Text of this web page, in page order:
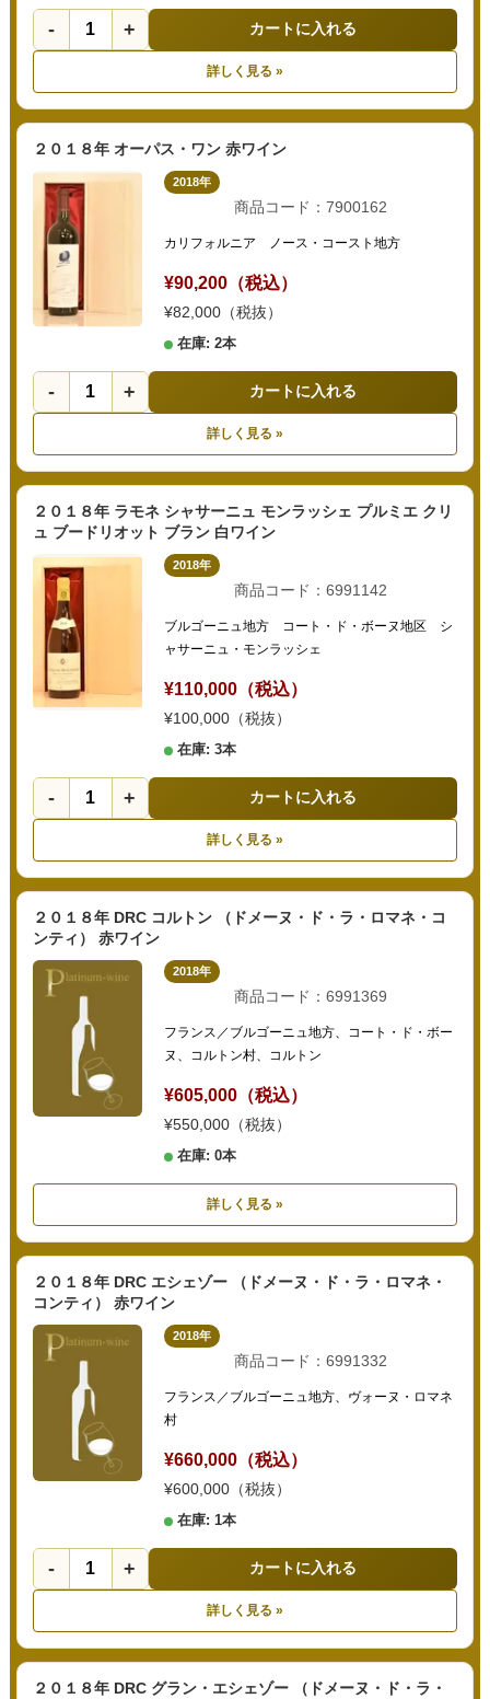
- + カートに入れる
詳しく見る »
２０１８年 オーパス・ワン 赤ワイン
2018年
商品コード：7900162
カリフォルニア ノース・コースト地方
¥90,200（税込）
¥82,000（税抜）
在庫: 2本
- + カートに入れる
詳しく見る »
２０１８年 ラモネ シャサーニュ モンラッシェ プルミエ クリ
ュ ブードリオット ブラン 白ワイン
2018年
商品コード：6991142
ブルゴーニュ地方 コート・ド・ボーヌ地区 シ
ャサーニュ・モンラッシェ
¥110,000（税込）
¥100,000（税抜）
在庫: 3本
- + カートに入れる
詳しく見る »
２０１８年 DRC コルトン （ドメーヌ・ド・ラ・ロマネ・コ
ンティ） 赤ワイン
2018年
商品コード：6991369
フランス／ブルゴーニュ地方、コート・ド・ボー
ヌ、コルトン村、コルトン
¥605,000（税込）
¥550,000（税抜）
在庫: 0本
詳しく見る »
２０１８年 DRC エシェゾー （ドメーヌ・ド・ラ・ロマネ・
コンティ） 赤ワイン
2018年
商品コード：6991332
フランス／ブルゴーニュ地方、ヴォーヌ・ロマネ
村
¥660,000（税込）
¥600,000（税抜）
在庫: 1本
- + カートに入れる
詳しく見る »
２０１８年 DRC グラン・エシェゾー （ドメーヌ・ド・ラ・